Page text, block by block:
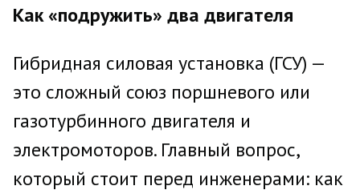
Как «подружить» два двигателя
Гибридная силовая установка (ГСУ) —
это сложный союз поршневого или
газотурбинного двигателя и
электромоторов. Главный вопрос,
который стоит перед инженерами: как